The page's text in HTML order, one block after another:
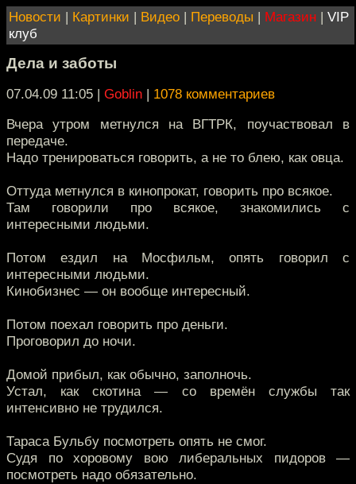
Новости | Картинки | Видео | Переводы | Магазин | VIP
клуб
Дела и заботы
07.04.09 11:05 | Goblin | 1078 комментариев
Вчера утром метнулся на ВГТРК, поучаствовал в
передаче.
Надо тренироваться говорить, а не то блею, как овца.
Оттуда метнулся в кинопрокат, говорить про всякое.
Там говорили про всякое, знакомились с
интересными людьми.
Потом ездил на Мосфильм, опять говорил с
интересными людьми.
Кинобизнес — он вообще интересный.
Потом поехал говорить про деньги.
Проговорил до ночи.
Домой прибыл, как обычно, заполночь.
Устал, как скотина — со времён службы так
интенсивно не трудился.
Тараса Бульбу посмотреть опять не смог.
Судя по хоровому вою либеральных пидоров —
посмотреть надо обязательно.